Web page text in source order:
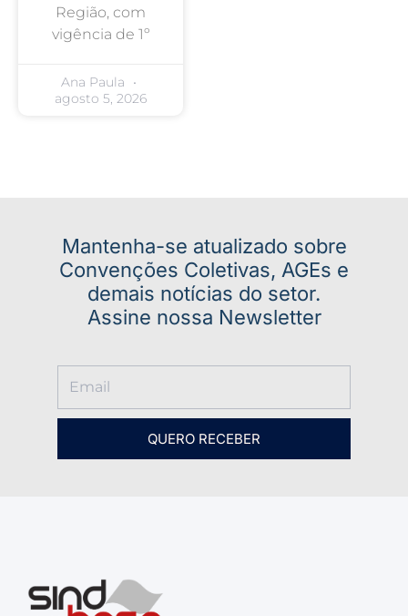
Região, com
vigência de 1º
Ana Paula
agosto 5, 2026
Mantenha-se atualizado sobre
Convenções Coletivas, AGEs e
demais notícias do setor.
Assine nossa Newsletter
QUERO RECEBER